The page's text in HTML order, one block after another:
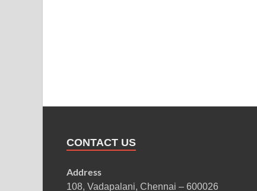
CONTACT US
Address
108, Vadapalani, Chennai – 600026